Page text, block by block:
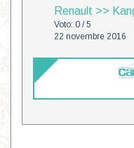
Renault >>
Voto: 0 / 5
22 novembre 2016